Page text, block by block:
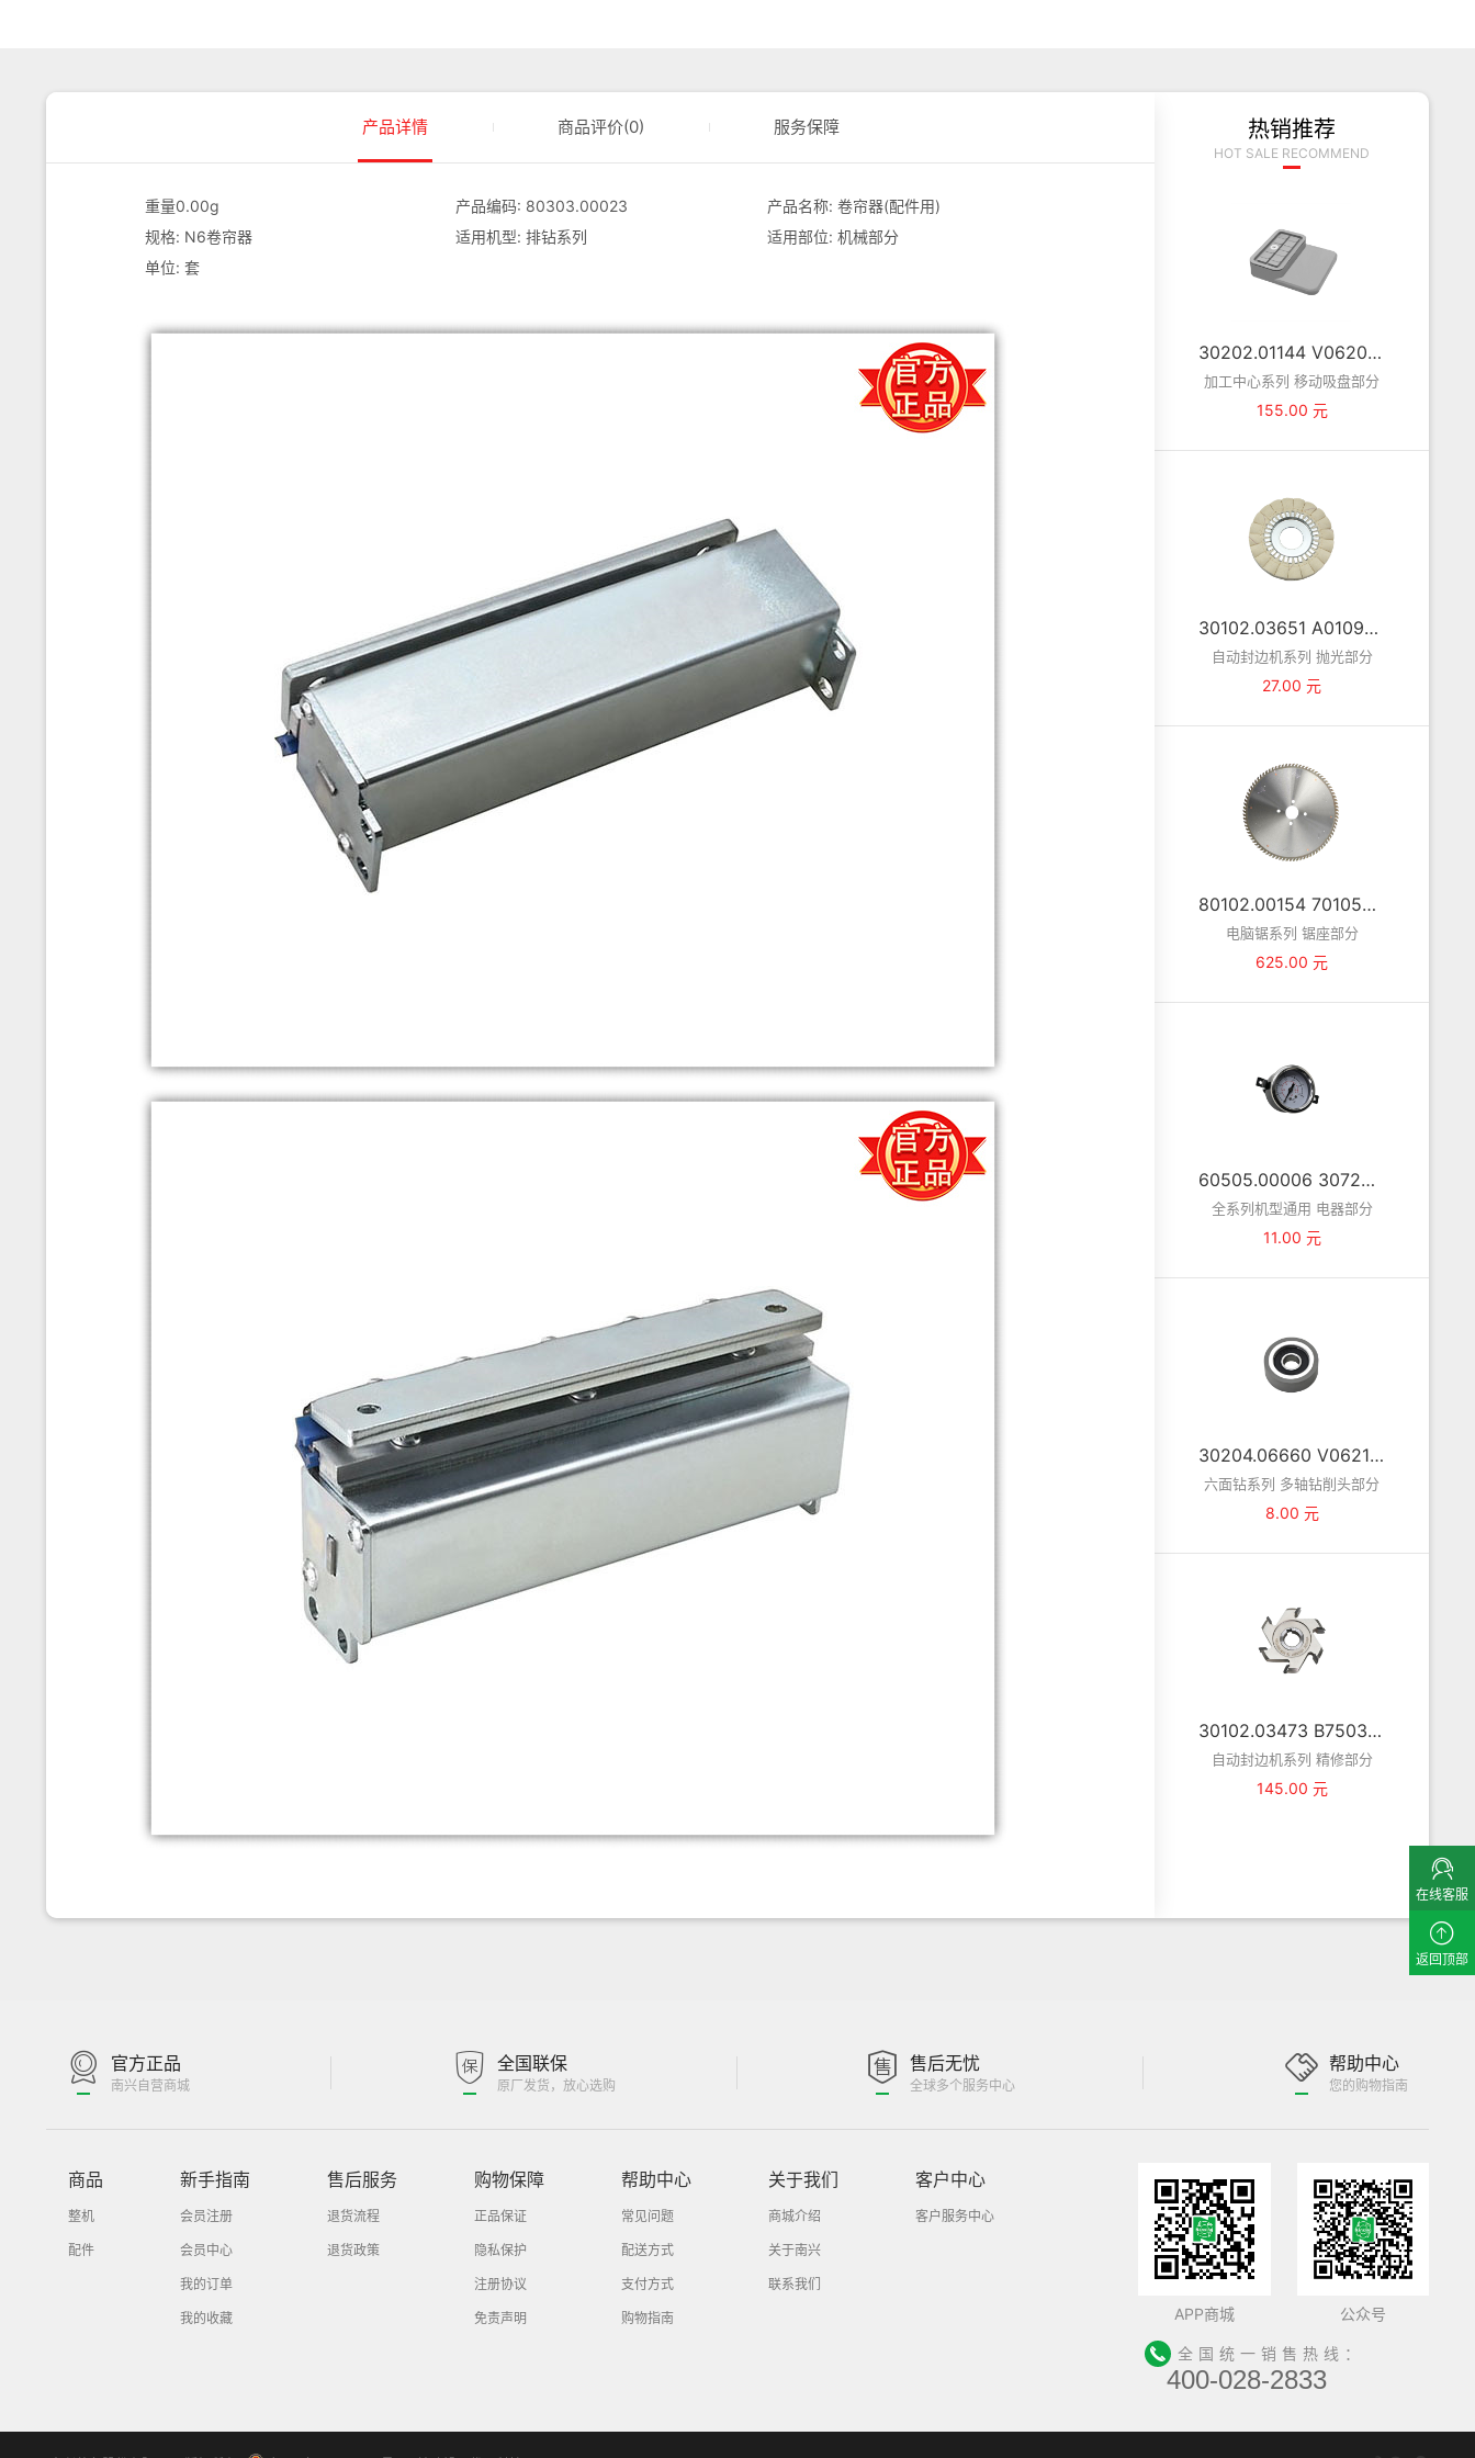
产品详情 商品评价(0) 服务保障
重量0.00g 产品编码: 80303.00023
产品名称: 卷帘器(配件用)
规格: N6卷帘器
适用机型: 排钻系列
适用部位: 机械部分
单位: 套
热销推荐
HOT SALE RECOMMEND
30202.01144 V062084YH 吸盘(JY) VCBL-B 125×75×29TV
加工中心系列 移动吸盘部分
155.00 元
30102.03651 A010913A 布抛光轮 MFB60-0913/00
自动封边机系列 抛光部分
27.00 元
80102.00154 70105390 主锯锯片 φ450*4.8*60*84T
电脑锯系列 锯座部分
625.00 元
60505.00006 30720080 压力表 2寸(无商标)
全系列机型通用 电器部分
11.00 元
30204.06660 V062101L 滚轮 φ35×φ10×12
六面钻系列 多轴钻削头部分
8.00 元
30102.03473 B750355D 修边小刀 -6T×φ69×13×φ16 R1
自动封边机系列 精修部分
145.00 元
官方正品
南兴自营商城
全国联保
原厂发货，放心选购
售后无忧
全球多个服务中心
帮助中心
您的购物指南
商品
整机
配件
新手指南
会员注册
会员中心
我的订单
我的收藏
售后服务
退货流程
退货政策
购物保障
正品保证
隐私保护
注册协议
免责声明
帮助中心
常见问题
配送方式
支付方式
购物指南
关于我们
商城介绍
关于南兴
联系我们
客户中心
客户服务中心
APP商城 公众号
全国统一销售热线：
400-028-2833
在线客服
返回顶部